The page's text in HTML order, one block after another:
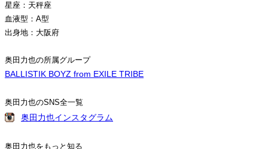
星座：天秤座
血液型：A型
出身地：大阪府
奥田力也の所属グループ
BALLISTIK BOYZ from EXILE TRIBE
奥田力也のSNS全一覧
奥田力也インスタグラム
奥田力也をもっと知る